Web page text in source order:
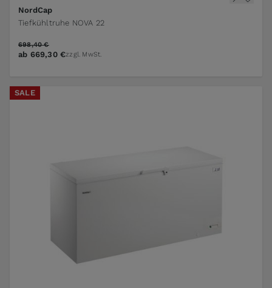
NordCap
Tiefkühltruhe NOVA 22
ab 669,30 €
698,40 €
zzgl. MwSt.
SALE